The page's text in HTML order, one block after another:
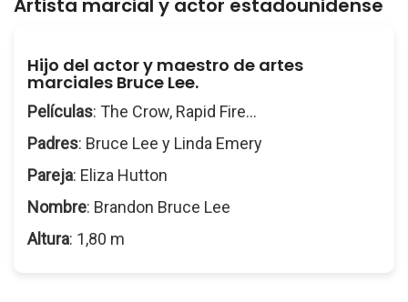
Artista marcial y actor estadounidense
Hijo del actor y maestro de artes
marciales Bruce Lee.
Películas: The Crow, Rapid Fire...
Padres: Bruce Lee y Linda Emery
Pareja: Eliza Hutton
Nombre: Brandon Bruce Lee
Altura: 1,80 m